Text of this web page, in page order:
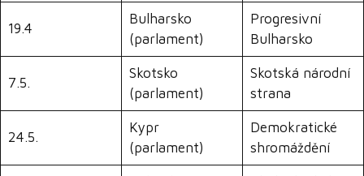
19.4
Bulharsko
(parlament)
Progresivní
Bulharsko
7.5.
Skotsko
(parlament)
Skotská národní
strana
24.5.
Kypr
(parlament)
Demokratické
shromáždění